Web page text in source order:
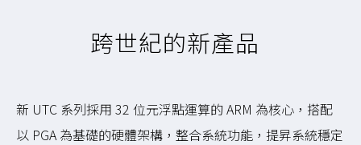
跨世紀的新產品
新 UTC 系列採用 32 位元浮點運算的 ARM 為核心，搭配
以 PGA 為基礎的硬體架構，整合系統功能，提昇系統穩定